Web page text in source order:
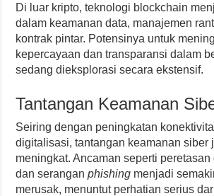
Di luar kripto, teknologi blockchain
dalam keamanan data, manajemen
kontrak pintar. Potensinya untuk
kepercayaan dan transparansi dalam
sedang dieksplorasi secara ekstensif.
Tantangan Keamanan
Seiring dengan peningkatan
digitalisasi, tantangan keamanan siber
meningkat. Ancaman seperti
dan seranganphishing menjadi
merusak, menuntut perhatian serius